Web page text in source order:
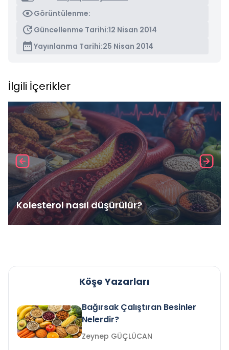
Görüntülenme:
Güncellenme Tarihi:12 Nisan 2014
Yayınlanma Tarihi:25 Nisan 2014
İlgili İçerikler
Kolesterol nasıl düşürülür?
Köşe Yazarları
Bağırsak Çalıştıran Besinler
Nelerdir?
Zeynep GÜÇLÜCAN